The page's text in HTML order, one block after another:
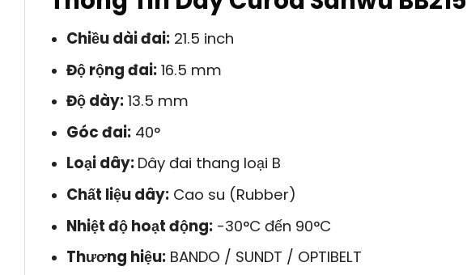
Chiều dài đai:21.5 inch
Độ rộng đai:16.5 mm
Độ dày:13.5 mm
Góc đai:40°
Loại dây: Dây đai thang loại B
Chất liệu dây:Cao su (Rubber)
Nhiệt độ hoạt động:-30°C đến 90°C
Thương hiệu:BANDO / SUNDT / OPTIBELT